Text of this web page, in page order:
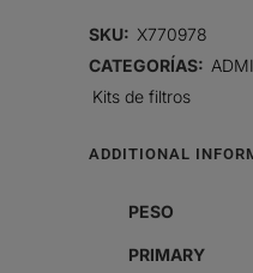
quantity
SKU: X770978
CATEGORÍAS:
Kits de filtros
ADDITIONAL
PESO
PRIMARY